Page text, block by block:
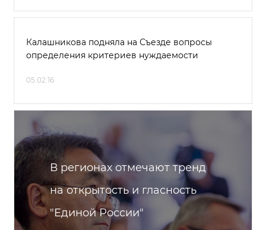
Калашникова подняла на Съезде вопросы
определения критериев нуждаемости
05.02.16
В регионах отмечают тренд
на открытость и гласность
"Единой России"